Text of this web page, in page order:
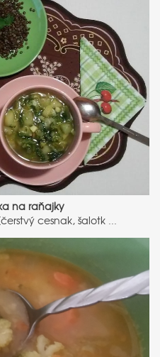
na raňajky
cesnak, šalotk ...